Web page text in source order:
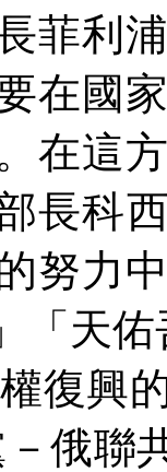
菲利
在國
在這
長科
努力
「天
復興
俄聯